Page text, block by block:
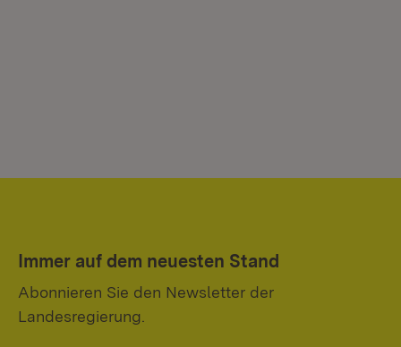
Immer auf dem neuesten Stand
Abonnieren Sie den Newsletter der
Landesregierung.